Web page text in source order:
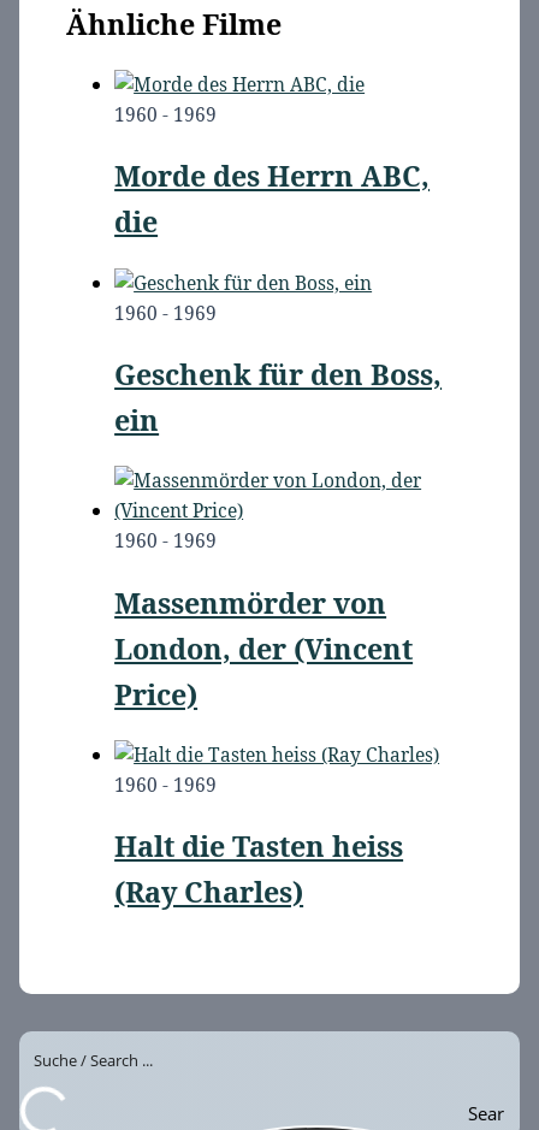
Ähnliche Filme
1960 - 1969
Morde des Herrn ABC,
die
1960 - 1969
Geschenk für den Boss,
ein
1960 - 1969
Massenmörder von
London, der (Vincent
Price)
1960 - 1969
Halt die Tasten heiss
(Ray Charles)
Sear